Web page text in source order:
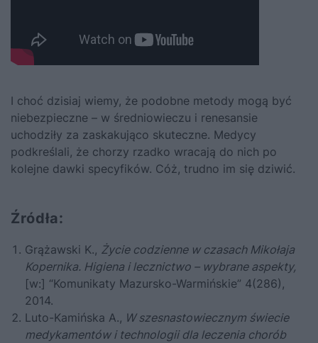
I choć dzisiaj wiemy, że podobne metody mogą być
niebezpieczne – w średniowieczu i renesansie
uchodziły za zaskakująco skuteczne. Medycy
podkreślali, że chorzy rzadko wracają do nich po
kolejne dawki specyfików. Cóż, trudno im się dziwić.
Źródła:
Grążawski K., Życie codzienne w czasach Mikołaja
Kopernika. Higiena i lecznictwo – wybrane aspekty,
[w:] “Komunikaty Mazursko-Warmińskie” 4(286),
2014.
Luto-Kamińska A., W szesnastowiecznym świecie
medykamentów i technologii dla leczenia chorób